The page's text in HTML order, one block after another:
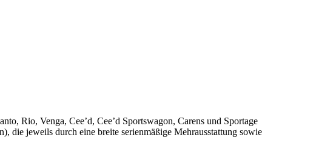
Rio, Venga, Cee’d, Cee’d Sportswagon, Carens und Sportage
die jeweils durch eine breite serienmäßige Mehrausstattung sowie